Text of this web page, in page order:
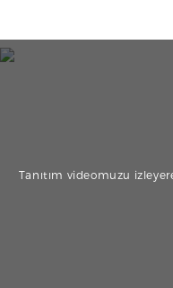
Tanıtım videomuzu